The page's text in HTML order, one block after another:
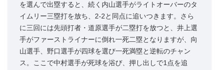
を選んで出塁すると、続く内山選手がライトオーバーのタ
イムリー三塁打を放ち、2-2と同点に追いつきます。さら
に三回には先頭打者・道原選手が二塁打を放つと、井上選
手がファーストライナーに倒れ一死二塁となりますが、向
山選手、野口選手が四球を選び一死満塁と逆転のチャン
ス。ここで中村選手が死球を浴び、押し出しで1点を追